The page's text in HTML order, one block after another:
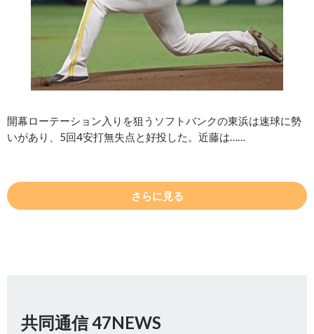
開幕ローテーション入りを狙うソフトバンクの東浜は速球に勢
いがあり、5回4安打無失点と好投した。近藤は……
さらに見る
共同通信 47NEWS